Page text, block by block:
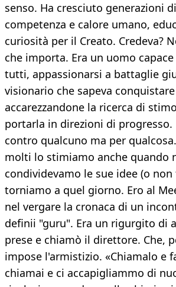
senso. Ha cresciuto generazioni
competenza e calore umano,
curiosità per il Creato. Credeva?
che importa. Era un uomo
tutti, appassionarsi a battaglie
visionario che sapeva
accarezzandone la ricerca di
portarla in direzioni di
contro qualcuno ma per
molti lo stimiamo anche quando
condividevamo le sue idee (o
torniamo a quel giorno. Ero al
nel vergare la cronaca di un
definii "guru". Era un rigurgito di
prese e chiamò il direttore. Che,
impose l'armistizio. «Chiamalo e
chiamai e ci accapigliammo di